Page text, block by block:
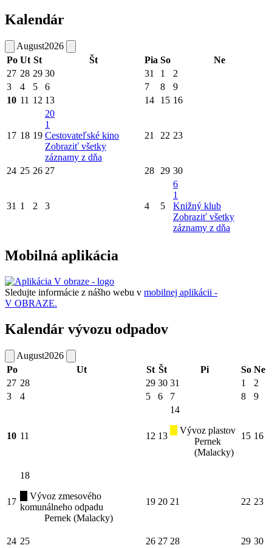
Kalendár
August2026
Po Ut St Št Pia So
Ne
27 28 29 30 31 1
2
3
4 5 6 7 8
9
10 11 12 13 14 15 16
17 18 19
20
1
Cestovateľské kino
Zobraziť všetky
záznamy z dňa
21 22 23
24 25 26 27 28 29 30
31 1 2 3 4 5
6
1
Knižný klub
Zobraziť všetky
záznamy z dňa
Mobilná aplikácia
Sledujte informácie z nášho webu v mobilnej aplikácii -
V OBRAZE.
Kalendár vývozu odpadov
August2026
Po
Ut St Št Pi So Ne
27 28 29 30 31 1
2
3
4 5 6 7 8 9
10 11 12 13
14
Vývoz plastov
Pernek
(Malacky)
15 16
17
18
Vývoz zmesového
komunálneho odpadu
Pernek (Malacky)
19 20 21 22 23
24 25 26 27 28 29 30